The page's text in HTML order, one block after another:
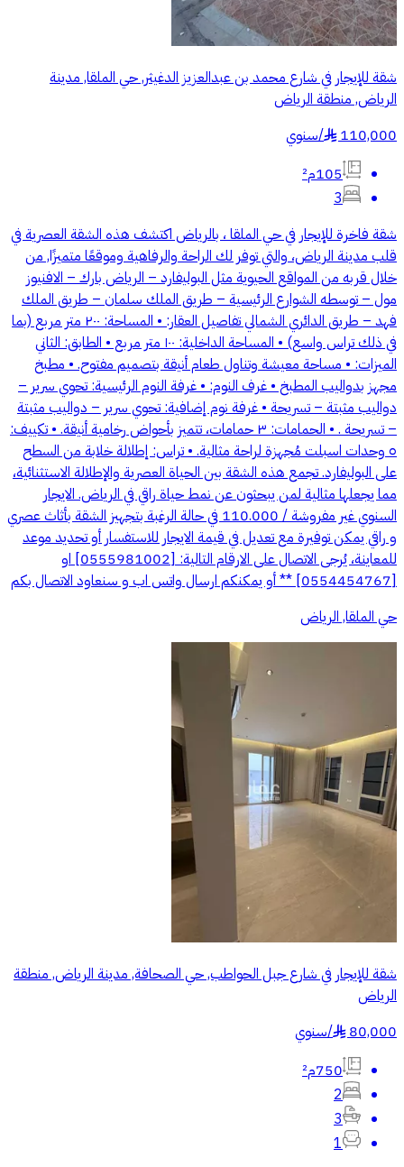
شقة للإيجار في شارع محمد بن عبدالعزيز الدغيثر, حي الملقا, مدينة
الرياض, منطقة الرياض
110,000
§
/سنوي
105م²
3
شقة فاخرة للإيجار في حي الملقا ، بالرياض اكتشف هذه الشقة العصرية في
قلب مدينة الرياض، والتي توفر لك الراحة والرفاهية وموقعًا متميزًا, من
خلال قربه من المواقع الحيوية مثل البوليفارد – الرياض بارك – الافنيوز
مول – توسطه الشوارع الرئيسية – طريق الملك سلمان – طريق الملك
فهد – طريق الدائري الشمالي تفاصيل العقار: • المساحة: ٢٠٠ متر مربع (بما
في ذلك تراس واسع) • المساحة الداخلية: ١٠٠ متر مربع • الطابق: الثاني
الميزات: • مساحة معيشة وتناول طعام أنيقة بتصميم مفتوح. • مطبخ
مجهز بدواليب المطبخ • غرف النوم: • غرفة النوم الرئيسية: تحوي سرير –
دواليب مثبتة – تسريحة • غرفة نوم إضافية: تحوي سرير – دواليب مثبتة
– تسريحة . • الحمامات: ٣ حمامات، تتميز بأحواض رخامية أنيقة. • تكييف:
٥ وحدات اسبلت مُجهزة لراحة مثالية. • تراس: إطلالة خلابة من السطح
على البوليفارد. تجمع هذه الشقة بين الحياة العصرية والإطلالة الاستثنائية،
مما يجعلها مثالية لمن يبحثون عن نمط حياة راقي في الرياض. الايجار
السنوي غير مفروشة / 110.000 في حالة الرغبة بتجهيز الشقة بأثاث عصري
و راقي يمكن توفيرة مع تعديل في قيمة الايجار للاستفسار أو تحديد موعد
للمعاينة، يُرجى الاتصال على الارقام التالية: [0555981002] او
[0554454767] ** أو يمكنكم ارسال واتس اب و سنعاود الاتصال بكم
حي الملقا, الرياض
شقة للإيجار في شارع جبل الحواطب, حي الصحافة, مدينة الرياض, منطقة
الرياض
80,000
§
/سنوي
750م²
2
3
1